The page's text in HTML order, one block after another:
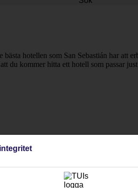
bästa hotellen som San Sebastián har att
du kommer hitta ett hotell som passar